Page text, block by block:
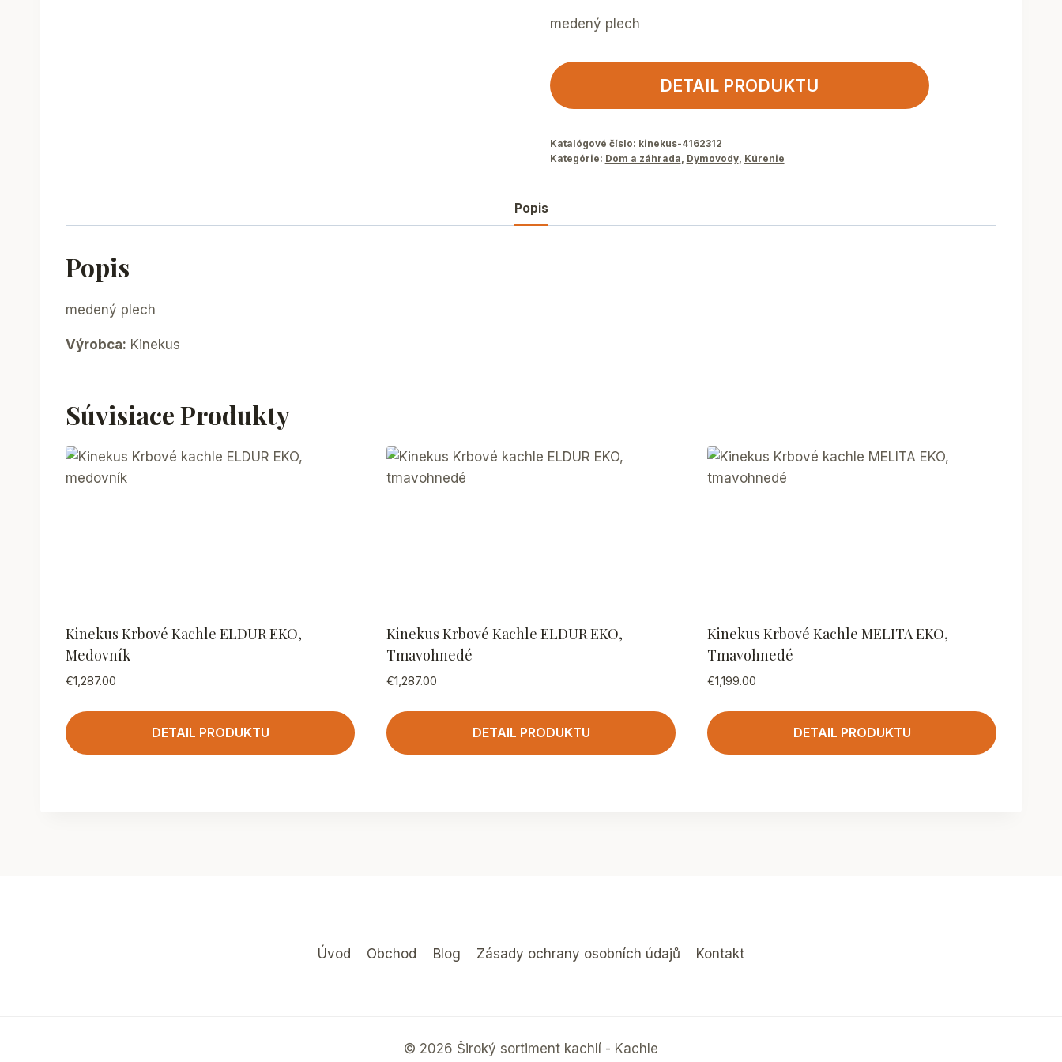
medený plech
DETAIL PRODUKTU
Katalógové číslo: kinekus-4162312
Kategórie: Dom a záhrada, Dymovody, Kúrenie
Popis
Popis
medený plech
Výrobca: Kinekus
Súvisiace Produkty
Kinekus Krbové Kachle ELDUR EKO,
Medovník
€1,287.00
DETAIL PRODUKTU
Kinekus Krbové Kachle ELDUR EKO,
Tmavohnedé
€1,287.00
DETAIL PRODUKTU
Kinekus Krbové Kachle MELITA EKO,
Tmavohnedé
€1,199.00
DETAIL PRODUKTU
Úvod Obchod Blog Zásady ochrany osobních údajů Kontakt
© 2026 Široký sortiment kachlí - Kachle